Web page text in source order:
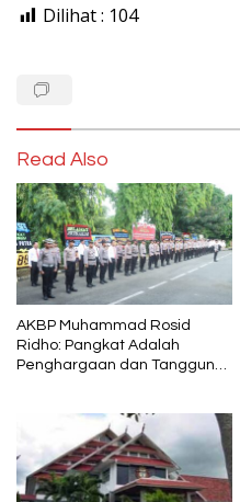
Dilihat : 104
Read Also
AKBP Muhammad Rosid
Ridho: Pangkat Adalah
Penghargaan dan Tanggung